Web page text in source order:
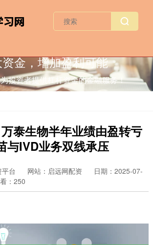
金，增加盈利可能
投资者提供杠杆资金的金融服务！
泰生物半年业绩由盈转亏
与IVD业务双线承压
台 网站：启远网配资
日期：2025-07-
：250